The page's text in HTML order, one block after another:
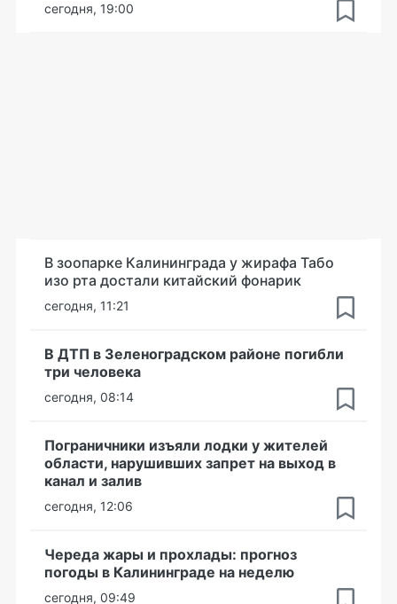
сегодня, 19:00
В зоопарке Калининграда у жирафа Табо
изо рта достали китайский фонарик
сегодня, 11:21
В ДТП в Зеленоградском районе погибли
три человека
сегодня, 08:14
Пограничники изъяли лодки у жителей
области, нарушивших запрет на выход в
канал и залив
сегодня, 12:06
Череда жары и прохлады: прогноз
погоды в Калининграде на неделю
сегодня, 09:49